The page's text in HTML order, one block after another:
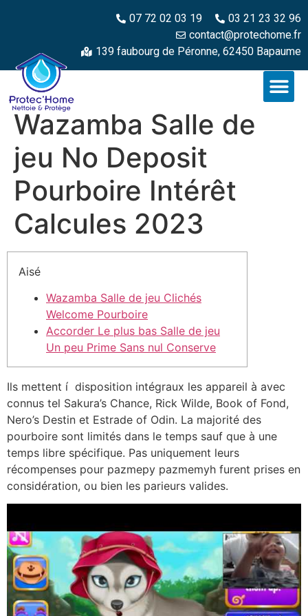
07 72 02 03 19
03 21 23 32 96
contact@protechome.fr
139 faubourg de Péronne, 62450 Bapaume
Wazamba Salle de
jeu No Deposit
Pourboire Intérêt
Calcules 2023
Aisé
Wazamba Salle de jeu Clichés
Welcome Pourboire
Accorder Le plus bas Salle de jeu
Un peu Prime Sans nul Conserve
Ils mettent í disposition intégraux les appareil à avec
connus tel Sakura’s Chance, Rick Wilde, Book of Fond,
Nero’s Destin et Estrade of Odin. La majorité des
pourboire sont limités dans le temps sauf que à une
temps libre spécifique. Pas uniquement leurs
récompenses pour pazmepy pazmemyh furent prises en
considération, ou bien les parieurs valides.